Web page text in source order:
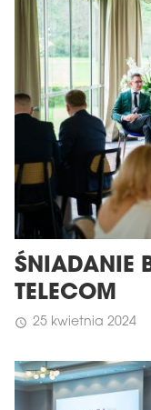
ŚNIADANIE
TELECOM
schedule 25 kwietnia 2024